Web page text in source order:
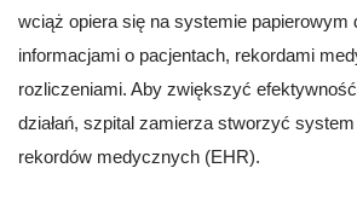
wciąż opiera się na systemie papierowym
informacjami o pacjentach, rekordami
rozliczeniami. Aby zwiększyć
działań, szpital zamierza stworzyć
rekordów medycznych (EHR).